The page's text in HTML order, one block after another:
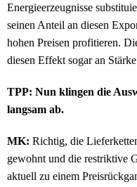
Energieerzeugnisse
seinen Anteil an diesen
hohen Preisen profitieren.
diesen Effekt sogar an
TPP: Nun klingen die
langsam ab.
MK: Richtig, die
gewohnt und die restriktive
aktuell zu einem